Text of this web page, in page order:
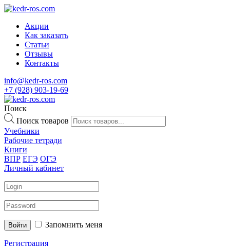
Акции
Как заказать
Статьи
Отзывы
Контакты
info@kedr-ros.com
+7 (928) 903-19-69
Поиск
Поиск товаров
Учебники
Рабочие тетради
Книги
ВПР ЕГЭ ОГЭ
Личный кабинет
Войти Запомнить меня
Регистрация